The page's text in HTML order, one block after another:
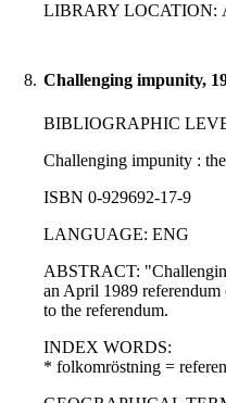
LIBRARY LOCATION:
8. Challenging impunity,
BIBLIOGRAPHIC
Challenging impunity :
ISBN 0-929692-17-9
LANGUAGE: ENG
ABSTRACT:
an April 1989 referendum
to the referendum.
INDEX WORDS:
* folkomröstning =